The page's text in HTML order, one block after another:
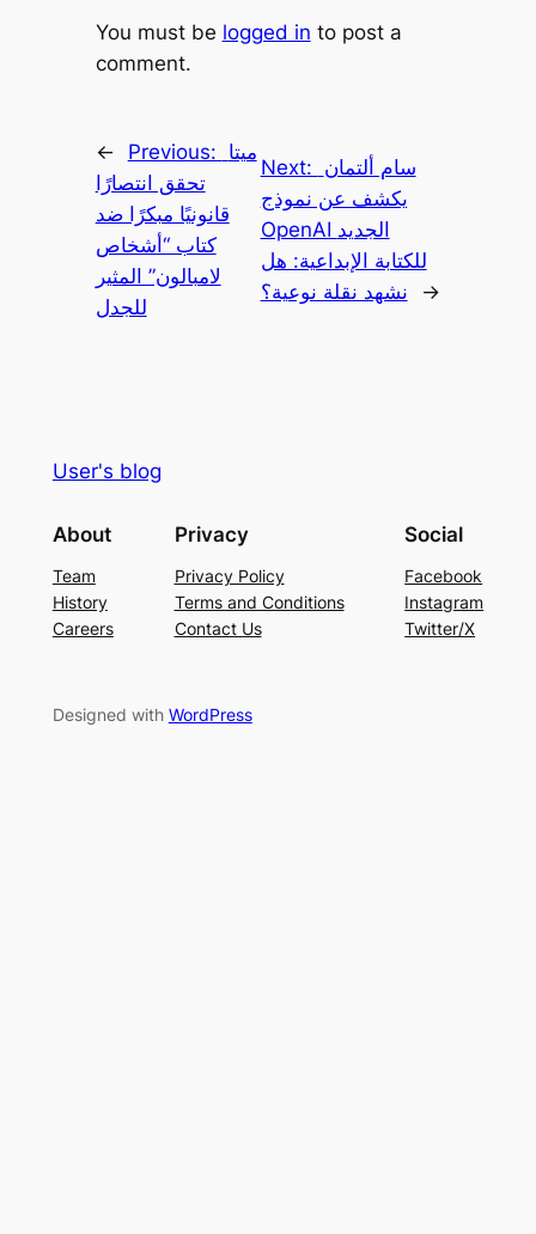
You must be logged in to post a
comment.
← Previous:
تحقق انتصارًا
قانونيًا مبكرًا ضد
كتاب “أشخاص
لامبالون” المثير
للجدل
Next:
يكشف عن نموذج
OpenAI الجديد
للكتابة الإبداعية: هل
نشهد نقلة نوعية؟
→
User's blog
About
Team
History
Careers
Privacy
Privacy Policy
Terms and Conditions
Contact Us
Social
Facebook
Instagram
Twitter/X
Designed with WordPress